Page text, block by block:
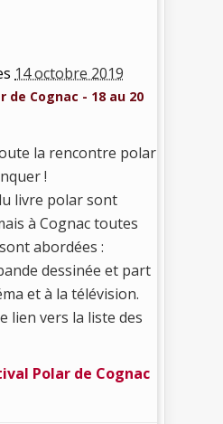
14 octobre 2019
de Cognac - 18 au 20
la rencontre polar
!
livre polar sont
à Cognac toutes
abordées :
dessinée et part
et à la télévision.
lien vers la liste des
Polar de Cognac